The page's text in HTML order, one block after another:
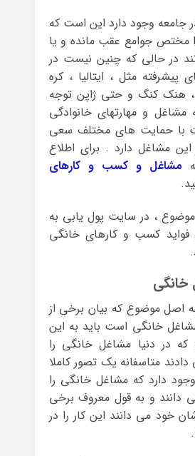
جامعه وجود دارد این است که
مختص جوامع عقب مانده و یا
در حالی که چنین نیست در
پیشرفته مثل ، ایتالیا ، کره
، هنک کنگ و حتی ژاپن توجه
و مهارتهای خانوادگی
با حمایت های مختلف سعی
این مشاغل دارد . برای اطلاع
مشاغل و کسب و کارهای
، در سایت پول یابی به
فواید کسب و کارهای خانگی
خانگی
اصل موضوع که بیان برخی از
خانگی است باید به این
که در دنیا مشاغل خانگی را
متاسفانه یک تصور کاملا
وجود دارد که مشاغل خانگی را
دانند و به قول معروف برخی
خود می دانند این کار را در